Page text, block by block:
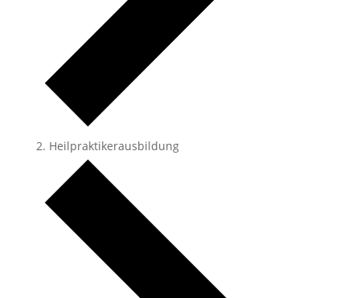
Heilpraktikerausbildung